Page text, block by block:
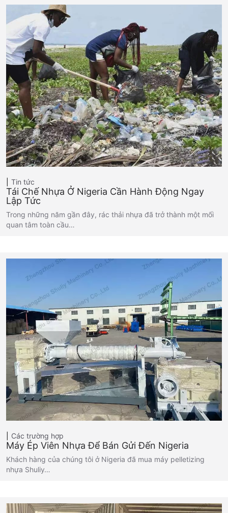
Tin tức
Tái Chế Nhựa Ở Nigeria Cần Hành Động Ngay
Lập Tức
Trong những năm gần đây, rác thải nhựa đã trở thành một mối
quan tâm toàn cầu…
Các trường hợp
Máy Ép Viên Nhựa Để Bán Gửi Đến Nigeria
Khách hàng của chúng tôi ở Nigeria đã mua máy pelletizing
nhựa Shuliy…